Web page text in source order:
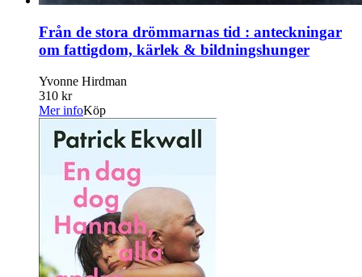
Från de stora drömmarnas tid : anteckningar
om fattigdom, kärlek & bildningshunger
Yvonne Hirdman
310 kr
Mer infoKöp